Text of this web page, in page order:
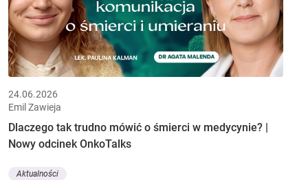
24.06.2026
Emil Zawieja
Dlaczego tak trudno mówić o śmierci w medycynie? |
Nowy odcinek OnkoTalks
Aktualności